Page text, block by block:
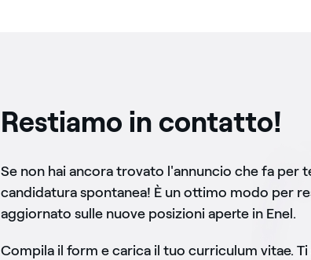
Restiamo in contatto!
Se non hai ancora trovato l'annuncio che fa per
candidatura spontanea! È un ottimo modo per
aggiornato sulle nuove posizioni aperte in Enel.
Compila il form e carica il tuo curriculum vitae.